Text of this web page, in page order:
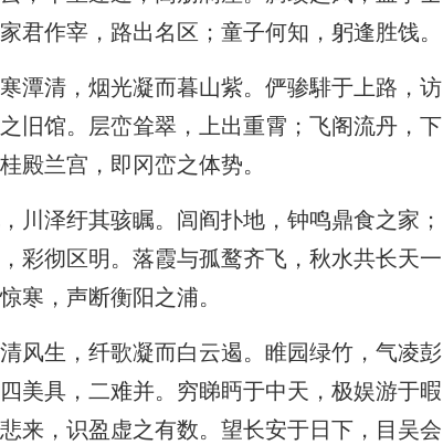
君作宰，路出名区；童子何知，躬逢胜饯。
潭清，烟光凝而暮山紫。俨骖騑于上路，访
旧馆。层峦耸翠，上出重霄；飞阁流丹，下
殿兰宫，即冈峦之体势。
川泽纡其骇瞩。闾阎扑地，钟鸣鼎食之家；
彩彻区明。落霞与孤鹜齐飞，秋水共长天一
寒，声断衡阳之浦。
风生，纤歌凝而白云遏。睢园绿竹，气凌彭
美具，二难并。穷睇眄于中天，极娱游于暇
来，识盈虚之有数。望长安于日下，目吴会